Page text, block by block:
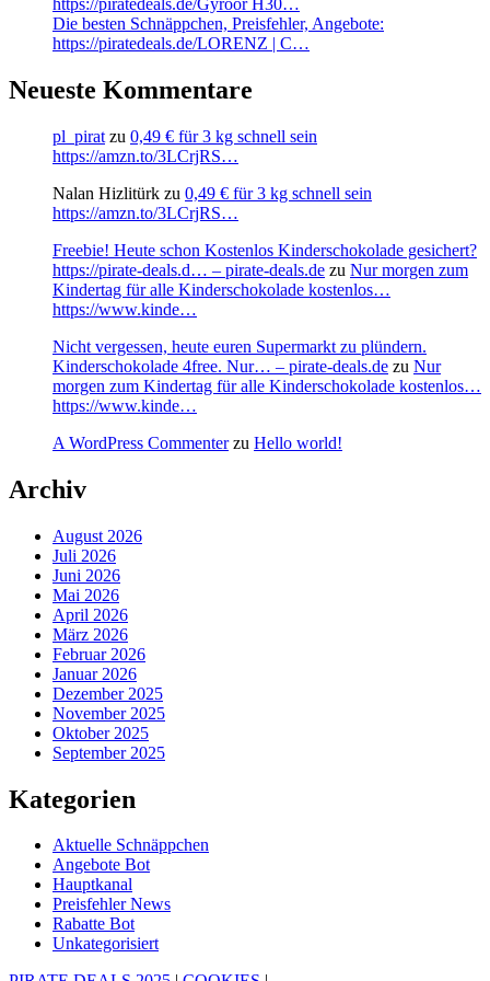
https://piratedeals.de/Gyroor H30…
Die besten Schnäppchen, Preisfehler, Angebote:
https://piratedeals.de/LORENZ | C…
Neueste Kommentare
pl_pirat zu 0,49 € für 3 kg schnell sein
https://amzn.to/3LCrjRS…
Nalan Hizlitürk zu 0,49 € für 3 kg schnell sein
https://amzn.to/3LCrjRS…
Freebie! Heute schon Kostenlos Kinderschokolade gesichert?
https://pirate-deals.d… – pirate-deals.de zu Nur morgen zum
Kindertag für alle Kinderschokolade kostenlos…
https://www.kinde…
Nicht vergessen, heute euren Supermarkt zu plündern.
Kinderschokolade 4free. Nur… – pirate-deals.de zu Nur
morgen zum Kindertag für alle Kinderschokolade kostenlos…
https://www.kinde…
A WordPress Commenterzu Hello world!
Archiv
August 2026
Juli 2026
Juni 2026
Mai 2026
April 2026
März 2026
Februar 2026
Januar 2026
Dezember 2025
November 2025
Oktober 2025
September 2025
Kategorien
Aktuelle Schnäppchen
Angebote Bot
Hauptkanal
Preisfehler News
Rabatte Bot
Unkategorisiert